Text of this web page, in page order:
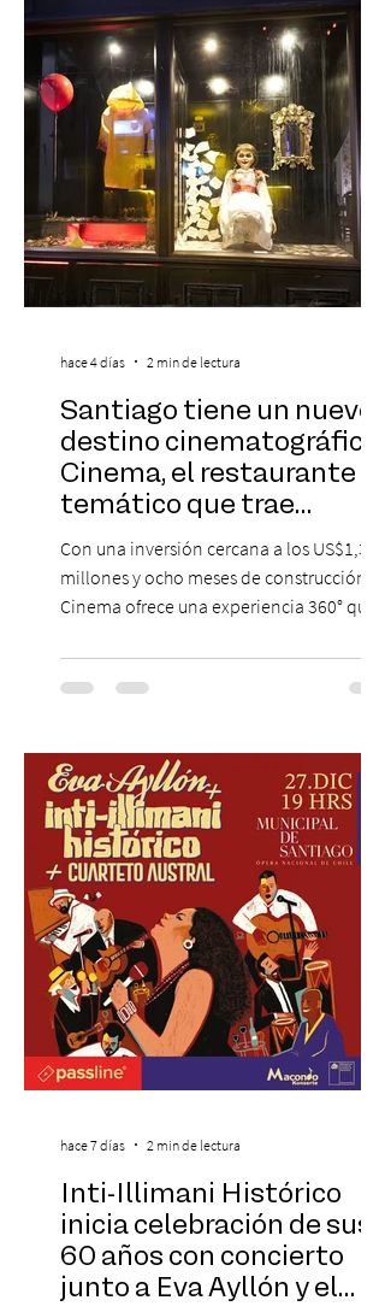
sinfónica en pleno, coro y una
sorprendente puesta en escena pensada
especialmente pa
Santiago tiene un nuevo
destino cinematográfico:
Cinema, el restaurante
temático que trae
Hollywood a Chile
Con una inversión cercana a los US$1,3
millones y ocho meses de construcción,
Cinema ofrece una experiencia 360° que
cinematográfica y actores en vivo,
recreando algunos de los universos más
una nueva atracción a su oferta
gastronómica y turística con la apertura de
Cinema, un restaurante temático
inspirado en el concepto de un museo de
Hollywood, que promete transportar a sus
visitantes a distintos
hace 4 días 2 min de lectura
Inti-Illimani Histórico
inicia celebración de sus
60 años con concierto
junto a Eva Ayllón y el
hace 7 días 2 min de lectura